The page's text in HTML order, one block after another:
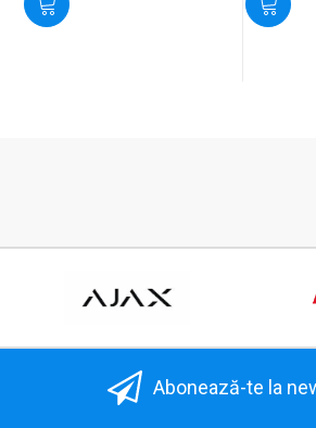
Abonează-te la